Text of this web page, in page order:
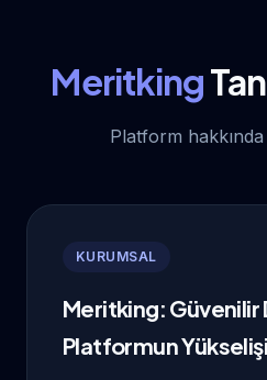
Meritking
Platform
KURUMSAL
Meritking: Güvenilir
Platformun Yükselişi